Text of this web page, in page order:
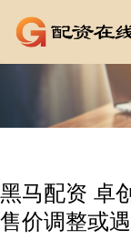
黑马配资 卓
售价调整或